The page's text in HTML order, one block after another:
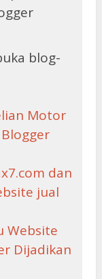
blog-
Motor
dan
jual
Website
Dijadikan